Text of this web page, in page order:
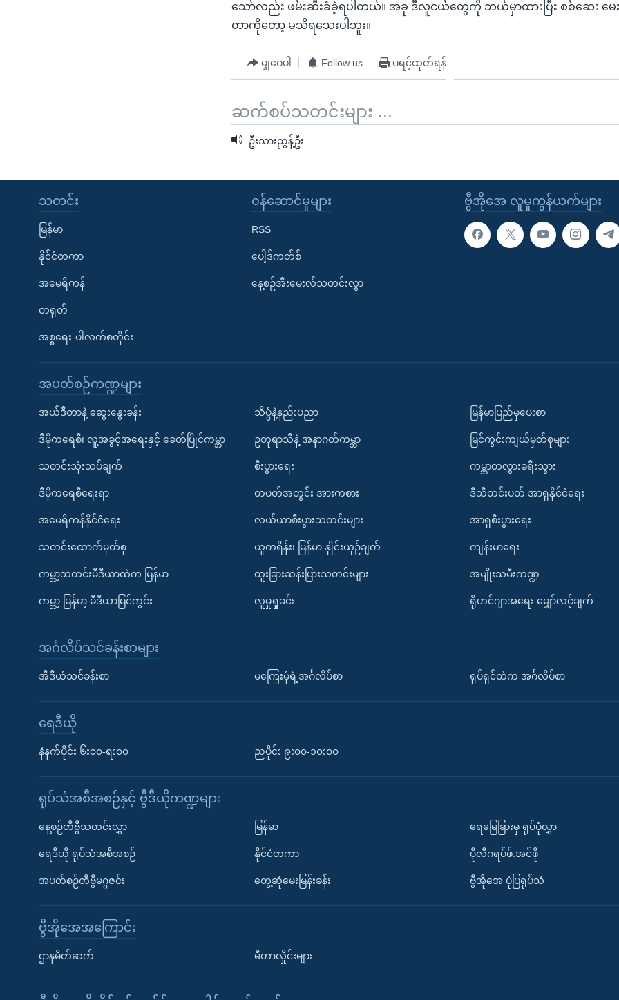
သော်လည်း ဖမ်းဆီးခံခဲ့ရပါတယ်။ အခု ဒီလူငယ်တွေကို ဘယ်မှာထားပြီး စစ်ဆေး မေ
တာကိုတော့ မသိရသေးပါဘူး။
မျှဝေပါ Follow us ပရင့်ထုတ်ရန်
ဆက်စပ်သတင်းများ ...
ဦးသားညွန့်ဦး
ဗွီအိုအေ လူမှုကွန်ယက်များ
သတင်း
မြန်မာ
နိုင်ငံတကာ
အမေရိကန်
တရုတ်
အစ္စရေး-ပါလက်စတိုင်း
၀န်ဆောင်မှုများ
RSS
ပေါ့ဒ်ကတ်စ်
နေ့စဉ်အီးမေးလ်သတင်းလွှာ
အပတ်စဉ်ကဏ္ဍများ
အယ်ဒီတာနဲ့ ဆွေးနွေးခန်း
ဒီမိုကရေစီ၊ လူ့အခွင့်အရေးနှင့် ခေတ်ပြိုင်ကမ္ဘာ
သတင်းသုံးသပ်ချက်
ဒီမိုကရေစီရေးရာ
အမေရိကန်နိုင်ငံရေး
သတင်းထောက်မှတ်စု
ကမ္ဘာ့သတင်းမီဒီယာထဲက မြန်မာ
ကမ္ဘာ့ မြန်မာ့ မီဒီယာမြင်ကွင်း
သိပ္ပံနဲ့နည်းပညာ
ဥတုရာသီနဲ့ အနာဂတ်ကမ္ဘာ
စီးပွားရေး
တပတ်အတွင်း အားကစား
လယ်ယာစီးပွားသတင်းများ
ယူကရိန်း၊ မြန်မာ နှိုင်းယှဉ်ချက်
ထူးခြားဆန်းပြားသတင်းများ
လူမှုရှုခင်း
မြန်မာပြည်မှပေးစာ
မြင်ကွင်းကျယ်မှတ်စုများ
ကမ္ဘာတလွှားခရီးသွား
ဒီသီတင်းပတ် အာရှနိုင်ငံရေး
အာရှစီးပွားရေး
ကျန်းမာရေး
အမျိုးသမီးကဏ္ဍ
ရိုဟင်ဂျာအရေး မျှော်လင့်ချက်
အင်္ဂလိပ်သင်ခန်းစာများ
အီဒီယံသင်ခန်းစာ မကြေးမုံရဲ့အင်္ဂလိပ်စာ ရုပ်ရှင်ထဲက အင်္ဂလိပ်စာ
ရေဒီယို
နံနက်ပိုင်း ၆း၀၀-ရး၀၀ ညပိုင်း ၉း၀၀-၁၀း၀၀
ရုပ်သံအစီအစဉ်နှင့် ဗွီဒီယိုကဏ္ဍများ
နေ့စဉ်တီဗွီသတင်းလွှာ
ရေဒီယို ရုပ်သံအစီအစဉ်
အပတ်စဉ်တီဗွီမဂ္ဂဇင်း
မြန်မာ
နိုင်ငံတကာ
တွေ့ဆုံမေးမြန်းခန်း
ရေမြေခြားမှ ရုပ်ပုံလွှာ
ပိုလီဂရပ်ဖ်.အင်ဖို
ဗွီအိုအေ ပုံပြရုပ်သံ
ဗွီအိုအေအကြောင်း
ဌာနမိတ်ဆက် မီတာလှိုင်းများ